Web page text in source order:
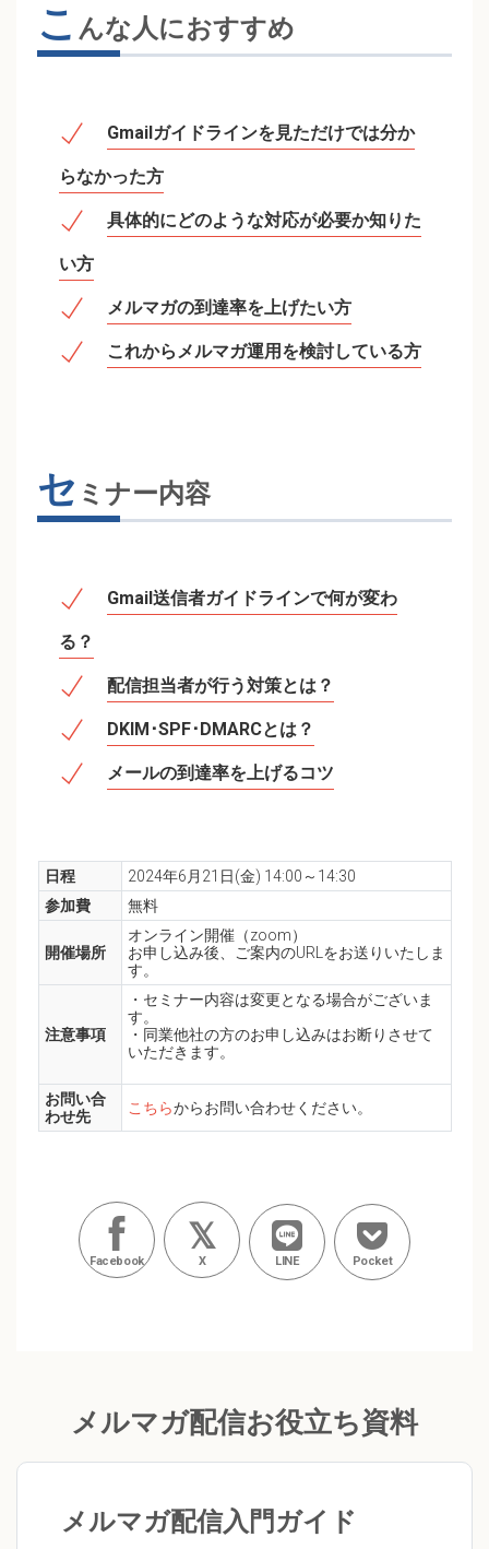
こ んな人におすすめ
Gmailガイドラインを見ただけでは分か
らなかった方
具体的にどのような対応が必要か知りた
い方
メルマガの到達率を上げたい方
これからメルマガ運用を検討している方
セ ミナー内容
Gmail送信者ガイドラインで何が変わ
る？
配信担当者が行う対策とは？
DKIM･SPF･DMARCとは？
メールの到達率を上げるコツ
日程
2024年6月21日(金) 14:00～14:30
参加費
無料
開催場所
オンライン開催（zoom）
お申し込み後、ご案内のURLをお送りいたしま
す。
注意事項
・セミナー内容は変更となる場合がございま
す。
・同業他社の方のお申し込みはお断りさせて
いただきます。
お問い合
わせ先
こちらからお問い合わせください。
Facebook X LINE Pocket
メルマガ配信お役立ち資料
メルマガ配信入門ガイド